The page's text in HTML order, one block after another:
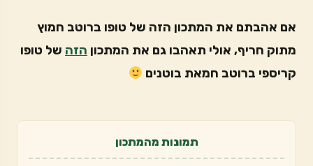
אם אהבתם את המתכון הזה של טופו ברוטב חמוץ
מתוק חריף, אולי תאהבו גם את המתכון הזה של טופו
קריספי ברוטב חמאת בוטנים
תמונות מהמתכון